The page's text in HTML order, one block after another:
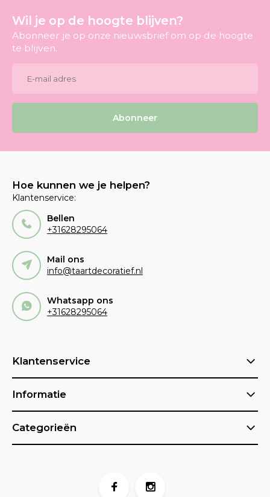
Wil je op de hoogte blijven?
Abonneer je op onze nieuwsbrief om op de hoogte
te blijven.
Abonneer
Hoe kunnen we je helpen?
Klantenservice:
Bellen
+31628295064
Mail ons
info@taartdecoratief.nl
Whatsapp ons
+31628295064
Klantenservice
Informatie
Categorieën